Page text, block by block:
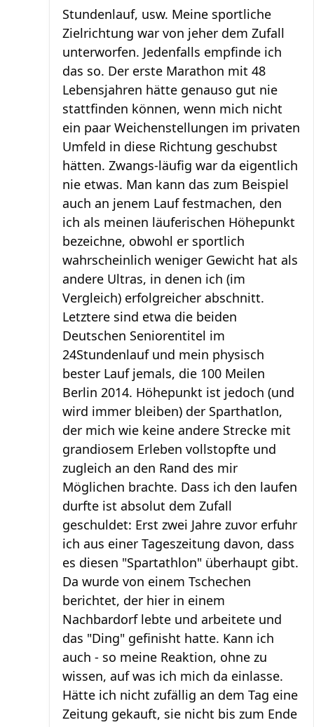
Stundenlauf, usw. Meine sportliche
Zielrichtung war von jeher dem Zufall
unterworfen. Jedenfalls empfinde ich
das so. Der erste Marathon mit 48
Lebensjahren hätte genauso gut nie
stattfinden können, wenn mich nicht
ein paar Weichenstellungen im privaten
Umfeld in diese Richtung geschubst
hätten. Zwangs-läufig war da eigentlich
nie etwas. Man kann das zum Beispiel
auch an jenem Lauf festmachen, den
ich als meinen läuferischen Höhepunkt
bezeichne, obwohl er sportlich
wahrscheinlich weniger Gewicht hat als
andere Ultras, in denen ich (im
Vergleich) erfolgreicher abschnitt.
Letztere sind etwa die beiden
Deutschen Seniorentitel im
24Stundenlauf und mein physisch
bester Lauf jemals, die 100 Meilen
Berlin 2014. Höhepunkt ist jedoch (und
wird immer bleiben) der Sparthatlon,
der mich wie keine andere Strecke mit
grandiosem Erleben vollstopfte und
zugleich an den Rand des mir
Möglichen brachte. Dass ich den laufen
durfte ist absolut dem Zufall
geschuldet: Erst zwei Jahre zuvor erfuhr
ich aus einer Tageszeitung davon, dass
es diesen "Spartathlon" überhaupt gibt.
Da wurde von einem Tschechen
berichtet, der hier in einem
Nachbardorf lebte und arbeitete und
das "Ding" gefinisht hatte. Kann ich
auch - so meine Reaktion, ohne zu
wissen, auf was ich mich da einlasse.
Hätte ich nicht zufällig an dem Tag eine
Zeitung gekauft, sie nicht bis zum Ende